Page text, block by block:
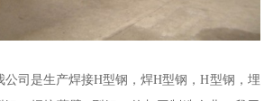
司是生产焊接H型钢，焊H型钢，H型钢，埋